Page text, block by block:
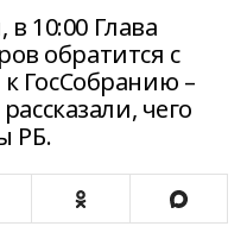
10:00 Глава
обратится с
ГосСобранию –
чего
РБ.